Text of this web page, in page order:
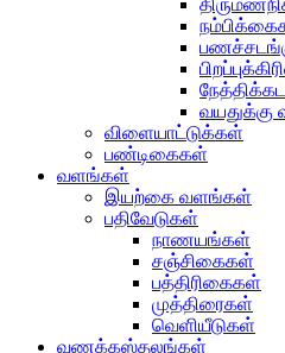
வயதுக்கு
விளையாட்டுக்கள்
பண்டிகைகள்
வளங்கள்
இயற்கை வளங்கள்
பதிவேடுகள்
நாணயங்கள்
சஞ்சிகைகள்
பத்திரிகைகள்
முத்திரைகள்
வெளியீடுகள்
வணக்கஸ்தலங்கள்